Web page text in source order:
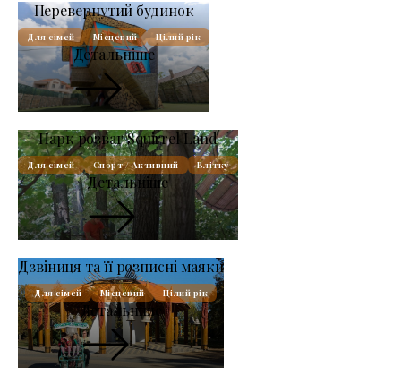
Перевернутий будинок
Для сімей Місцевий Цілий рік
Детальніше
Парк розваг Squirrel Land
Для сімей Спорт / Активний Влітку
Детальніше
Дзвіниця та її розписні маяки
Для сімей Місцевий Цілий рік
Детальніше